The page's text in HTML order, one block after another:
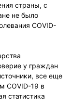
страны, с
не было
COVID-
у граждан
все еще
COVID-19 в
статистика